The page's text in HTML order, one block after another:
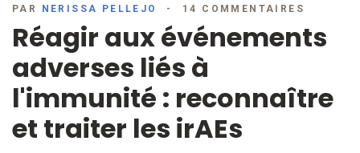
PAR NERISSA PELLEJO 14 COMMENTAIRES
Réagir aux événements
adverses liés à
l'immunité : reconnaître
et traiter les irAEs